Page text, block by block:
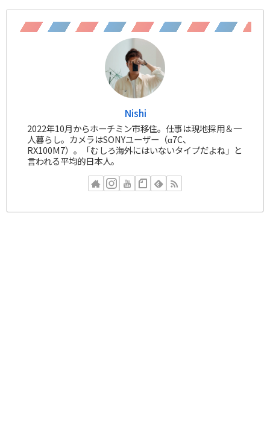
Nishi
2022年10月からホーチミン市移住。仕事は現地採用＆一
人暮らし。カメラはSONYユーザー（α7C、
RX100M7）。「むしろ海外にはいないタイプだよね」と
言われる平均的日本人。